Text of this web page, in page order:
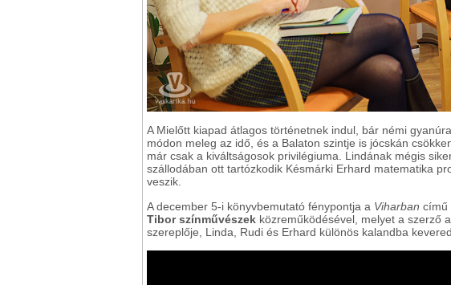
A Mielőtt kiapad átlagos történetnek indul, bár némi
módon meleg az idő, és a Balaton szintje is jócskán
már csak a kiváltságosok privilégiuma. Lindának mégis
szállodában ott tartózkodik Késmárki Erhard matematika
veszik.
A december 5-i könyvbemutató fénypontja a Viharban című
Tibor színművészek közreműködésével, melyet a szerző a
szereplője, Linda, Rudi és Erhard különös kalandba